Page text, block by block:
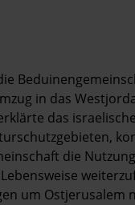
in das
das
die
um Ostjerusalem